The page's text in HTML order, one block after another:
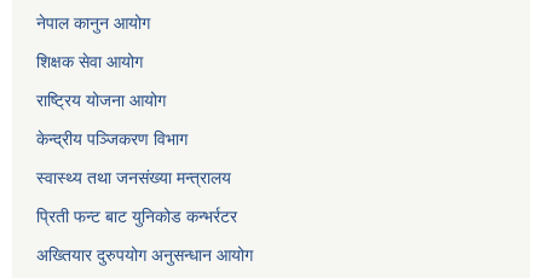
नेपाल कानुन आयोग
शिक्षक सेवा आयोग
राष्ट्रिय योजना आयोग
केन्द्रीय पञ्जिकरण विभाग
स्वास्थ्य तथा जनसंख्या मन्त्रालय
प्रिती फन्ट बाट युनिकोड कन्भर्रटर
अख्तियार दुरुपयोग अनुसन्धान आयोग